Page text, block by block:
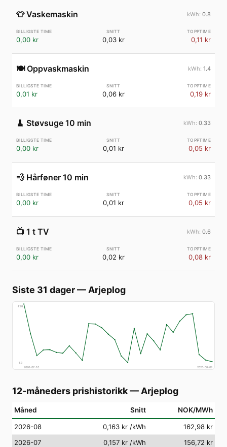
👕 Vaskemaskin 0.8
0,00 kr 0,03 kr 0,11 kr
🍽️ Oppvaskmaskin 1.4
0,01 kr 0,06 kr 0,19 kr
🧹 Støvsuge 10 min 0.33
0,00 kr 0,01 kr 0,05 kr
💨 Hårføner 10 min 0.33
0,00 kr 0,01 kr 0,05 kr
📺 1 t TV 0.6
0,00 kr 0,02 kr 0,08 kr
Siste 31 dager— Arjeplog
€28
€3
2026-07-10
2026-08-08
12-måneders prishistorikk— Arjeplog
Måned Snitt NOK/MWh
2026-08 0,163 kr /kWh
162,98 kr
2026-07
0,157 kr /kWh
156,72 kr